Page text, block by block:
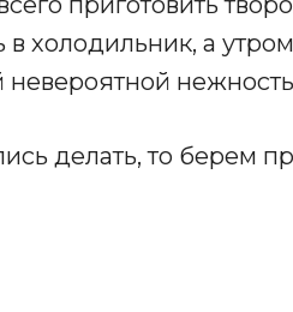
в холодильник, а
невероятной
делать, то берем